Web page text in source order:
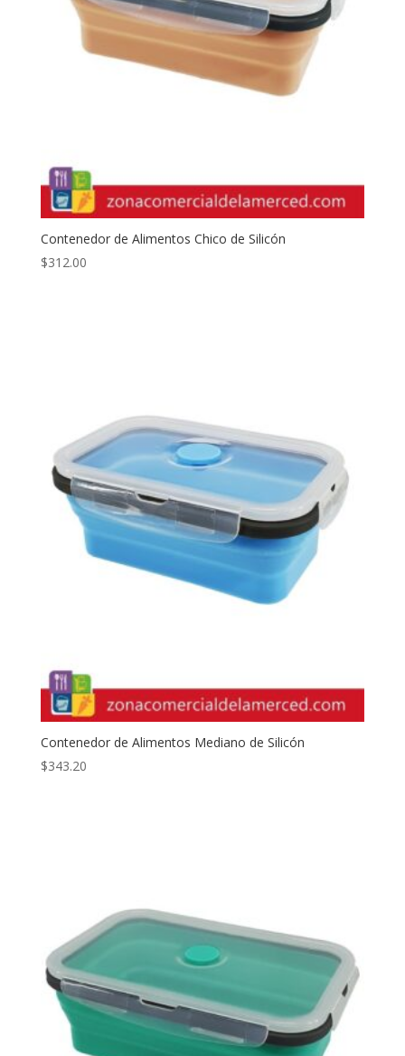
Contenedor de Alimentos Chico de Silicón
$312.00
Contenedor de Alimentos Mediano de Silicón
$343.20